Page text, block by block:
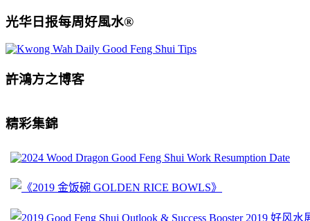
光华日报每周好風水®
許鴻方之博客
精彩集錦